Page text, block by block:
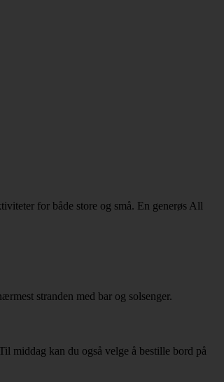
for både store og små. En generøs All
stranden med bar og solsenger.
middag kan du også velge å bestille bord på